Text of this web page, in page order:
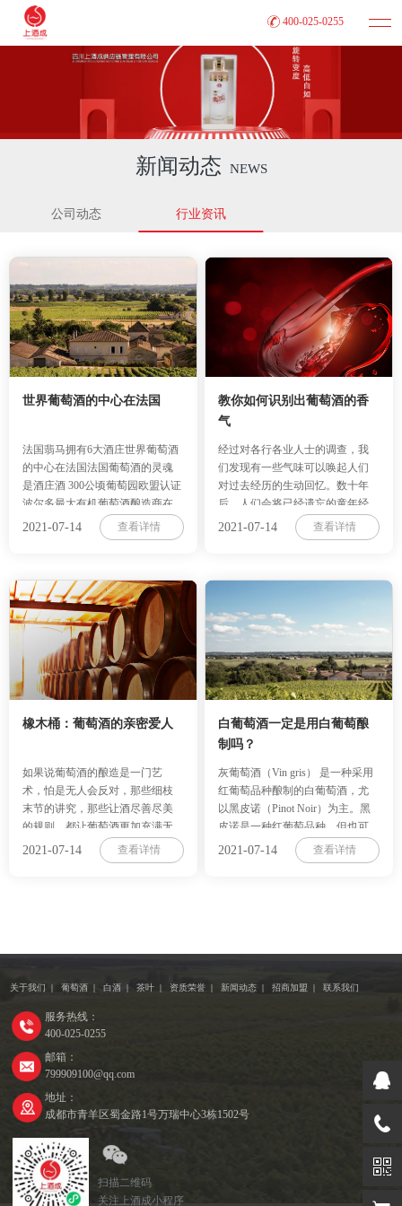
400-025-0255
新闻动态 NEWS
公司动态 行业资讯
世界葡萄酒的中心在法国
法国翡马拥有6大酒庄世界葡萄酒
的中心在法国法国葡萄酒的灵魂
是酒庄酒 300公顷葡萄园欧盟认证
波尔多最大有机葡萄酒酿造商在
波尔多 每十瓶有机葡萄酒必有一
2021-07-14 查看详情
教你如何识别出葡萄酒的香
气
经过对各行各业人士的调查，我
们发现有一些气味可以唤起人们
对过去经历的生动回忆。数十年
后，人们会将已经遗忘的童年经
历如潮水般涌入脑海中。难忘的
2021-07-14 查看详情
橡木桶：葡萄酒的亲密爱人
如果说葡萄酒的酿造是一门艺
术，怕是无人会反对，那些细枝
末节的讲究，那些让酒尽善尽美
的规则，都让葡萄酒更加充满无
限的可能，而这其中橡木桶就是
2021-07-14 查看详情
白葡萄酒一定是用白葡萄酿
制吗？
灰葡萄酒（Vin gris） 是一种采用
红葡萄品种酿制的白葡萄酒，尤
以黑皮诺（Pinot Noir）为主。黑
皮诺是一种红葡萄品种，但也可
以用来酿制桃红葡萄酒和白葡萄
2021-07-14 查看详情
关于我们 | 葡萄酒 | 白酒 | 茶叶 | 资质荣誉 | 新闻动态 | 招商加盟 | 联系我们
服务热线：
400-025-0255
邮箱：
799909100@qq.com
地址：
成都市青羊区蜀金路1号万瑞中心3栋1502号
扫描二维码
关注上酒成小程序